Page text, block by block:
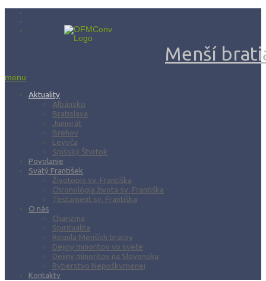
Menší
menu
Aktuality
Albánsko
Bratislava
Juniorát
Brehov
Levoča
Spišský Štvrtok
Povolanie
Svätý František
Životopis sv. Františka
Chronológia života sv. Františka
Testament sv. Františka
O nás
Charizma
Spiritualita
Regula Menších bratov
Dejiny minoritov vo svete
Dejiny minoritov na Slovensku
Rytierstvo Nepoškvrnenej
Kontakty